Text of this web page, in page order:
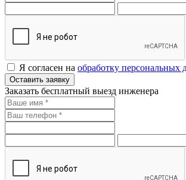
Я согласен на обработку персональных
Оставить заявку
Заказать бесплатный выезд инженера